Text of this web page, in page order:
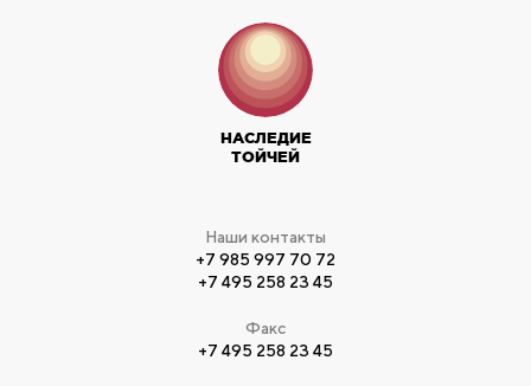
НАСЛЕДИЕ
ТОЙЧЕЙ
Наши контакты
+7 985 997 70 72
+7 495 258 23 45
Факс
+7 495 258 23 45